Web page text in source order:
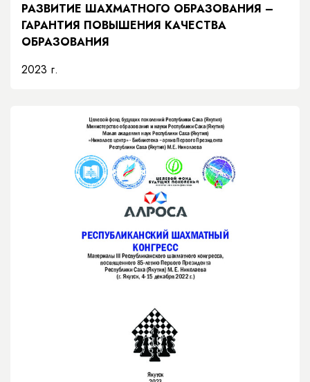
РАЗВИТИЕ ШАХМАТНОГО ОБРАЗОВАНИЯ –
ГАРАНТИЯ ПОВЫШЕНИЯ КАЧЕСТВА
ОБРАЗОВАНИЯ
2023 г.